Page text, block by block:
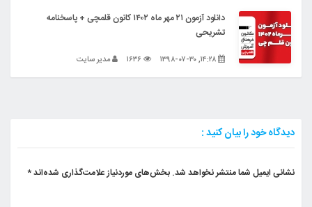
دانلود آزمون ۲۱ مهر ماه ۱۴۰۲ کانون قلمچی + پاسخنامه
تشریحی
مدیر سایت
دیدگاه خود را بیان کنید :
نشانی ایمیل شما منتشر نخواهد شد. بخش‌های موردنیاز علامت‌گذاری شده‌اند*